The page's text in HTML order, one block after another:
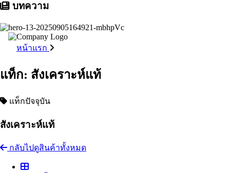
บทความ
หน้าแรก
แท็ก: สังเคราะห์แท้
แท็กปัจจุบัน
สังเคราะห์แท้
กลับไปดูสินค้าทั้งหมด